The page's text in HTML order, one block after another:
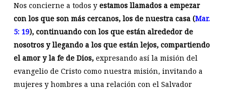
Nos concierne a todos y estamos llamados a empezar
con los que son más cercanos, los de nuestra casa (Mar.
5: 19), continuando con los que están alrededor de
nosotros y llegando a los que están lejos, compartiendo
el amor y la fe de Dios,expresando así la misión del
evangelio de Cristo como nuestra misión, invitando a
mujeres y hombres a una relación con el Salvador